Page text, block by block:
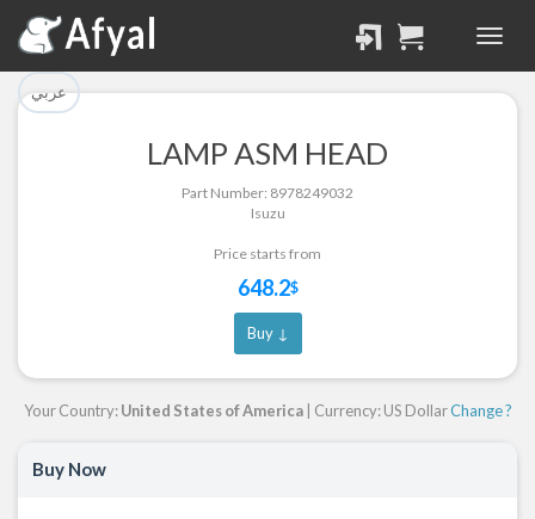
عربي
LAMP ASM HEAD
Part Number: 8978249032
Isuzu
Price starts from
648.2$
Buy ↓
Your Country:United States of America| Currency: US DollarChange ?
Buy Now
تم إضافة القطعة بنجاح.
Part Successfully
Selected
تم إضافة القطعة للسلة
بنجاح.
Part Added to Cart